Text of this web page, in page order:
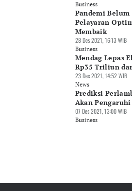
Business
Pandemi Belum
Pelayaran
Membaik
28 Des 2021, 16:13 WIB
Business
Mendag Lepas
Rp35 Triliun
23 Des 2021, 14:52 WIB
News
Prediksi
Akan
07 Des 2021, 13:00 WIB
Business